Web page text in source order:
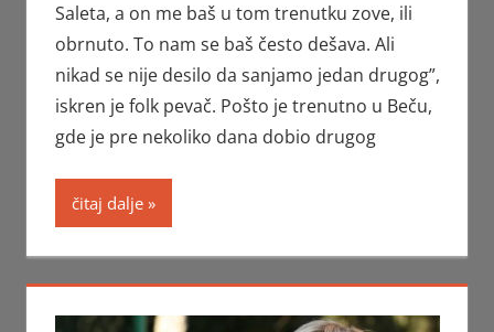
Saleta, a on me baš u tom trenutku zove, ili
obrnuto. To nam se baš često dešava. Ali
nikad se nije desilo da sanjamo jedan drugog”,
iskren je folk pevač. Pošto je trenutno u Beču,
gde je pre nekoliko dana dobio drugog
čitaj dalje